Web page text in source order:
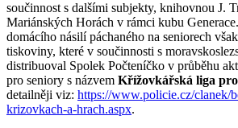
součinnost s dalšími subjekty, knihovnou J.
Mariánských Horách v rámci kubu
domácího násilí páchaného na seniorech
tiskoviny, které v součinnosti s
distribuoval Spolek Počteníčko v průběhu
pro seniory s názvem Křížovkářská liga pro
detailněji viz: https://www.policie.cz/clanek/
krizovkach-a-hrach.aspx.